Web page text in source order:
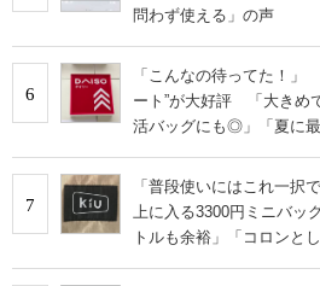
問わず使える」の声
6
「こんなの待ってた！」
ート”が大好評 「大きめ
活バッグにも◎」「夏に最
7
「普段使いにはこれ一択
上に入る3300円ミニバ
トルも余裕」「コロンと